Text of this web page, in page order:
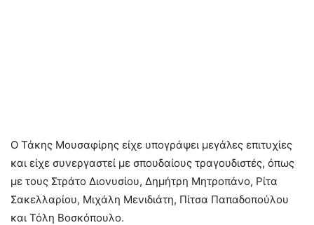
Ο Τάκης Μουσαφίρης είχε υπογράψει μεγάλες επιτυχίες
και είχε συνεργαστεί με σπουδαίους τραγουδιστές, όπως
με τους Στράτο Διονυσίου, Δημήτρη Μητροπάνο, Ρίτα
Σακελλαρίου, Μιχάλη Μενιδιάτη, Πίτσα Παπαδοπούλου
και Τόλη Βοσκόπουλο.